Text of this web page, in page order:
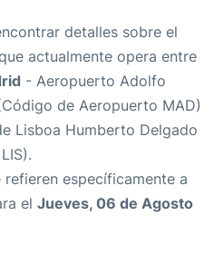
detalles sobre el
actualmente opera entre
- Aeropuerto Adolfo
de Aeropuerto MAD)
Lisboa Humberto Delgado
específicamente a
el Jueves, 06 de Agosto